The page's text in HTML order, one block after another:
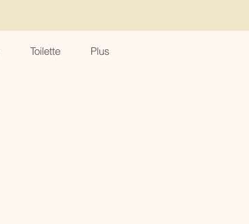
Toilette Plus